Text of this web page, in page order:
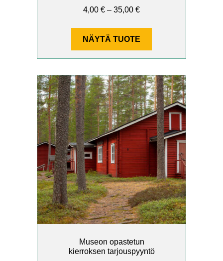
4,00 € – 35,00 €Hintaluokka:
–
NÄYTÄ TUOTE
Museon opastetun
kierroksen tarjouspyyntö